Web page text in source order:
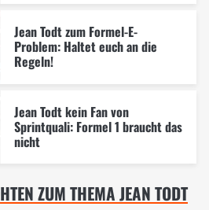
Jean Todt zum Formel-E-
Problem: Haltet euch an die
Regeln!
Jean Todt kein Fan von
Sprintquali: Formel 1 braucht das
nicht
ZUM THEMA JEAN TODT